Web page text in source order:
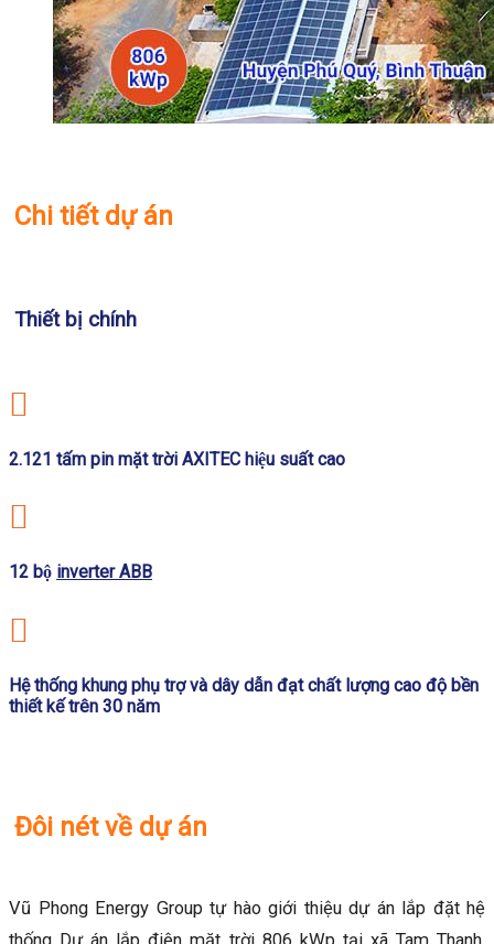
Chi tiết dự án
Thiết bị chính
2.121 tấm pin mặt trời AXITEC hiệu suất cao
12 bộ inverter ABB
Hệ thống khung phụ trợ và dây dẫn đạt chất lượng cao độ bền
thiết kế trên 30 năm
Đôi nét về dự án
Vũ Phong Energy Group tự hào giới thiệu dự án lắp đặt hệ